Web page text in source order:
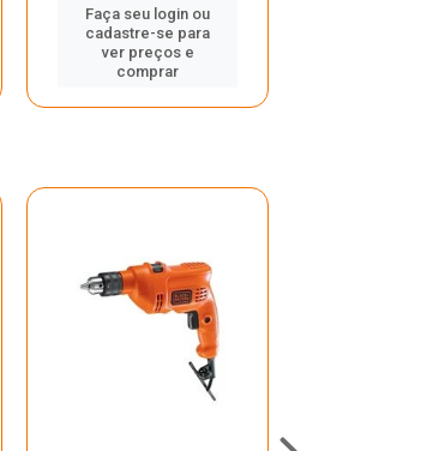
Faça seu login ou
cadastre-se para
ver preços e
comprar